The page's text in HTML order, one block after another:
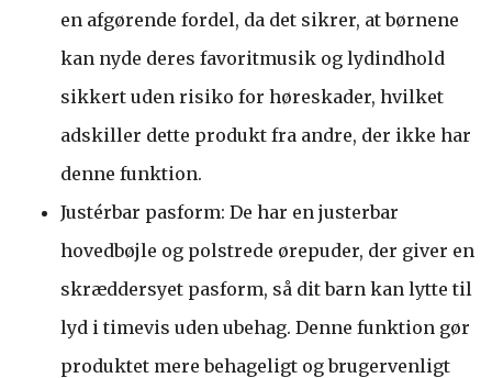
en afgørende fordel, da det sikrer, at børnene
kan nyde deres favoritmusik og lydindhold
sikkert uden risiko for høreskader, hvilket
adskiller dette produkt fra andre, der ikke har
denne funktion.
Justérbar pasform: De har en justerbar
hovedbøjle og polstrede ørepuder, der giver en
skræddersyet pasform, så dit barn kan lytte til
lyd i timevis uden ubehag. Denne funktion gør
produktet mere behageligt og brugervenligt